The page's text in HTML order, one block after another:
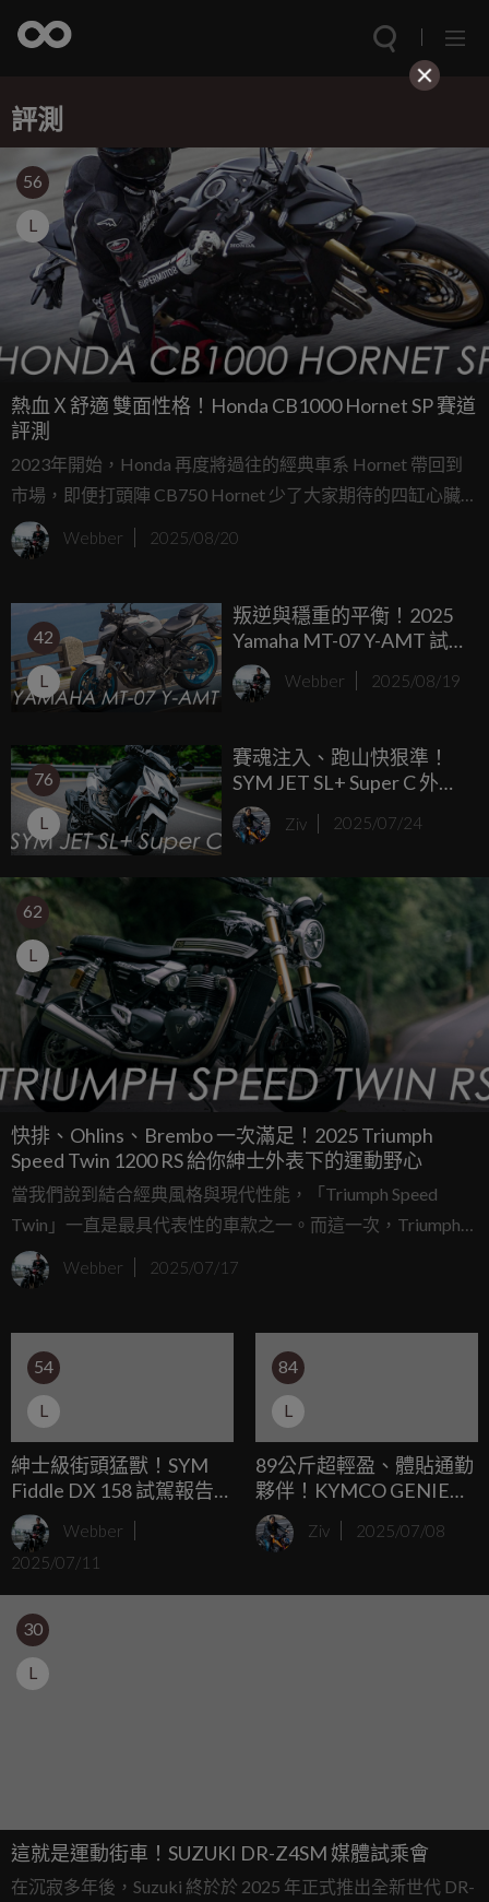
評測
56
L
熱血Ｘ舒適 雙面性格！Honda CB1000 Hornet SP 賽道
評測
2023年開始，Honda 再度將過往的經典車系 Hornet 帶回到
市場，即便打頭陣 CB750 Hornet 少了大家期待的四缸心臟，
但後續的 CB1000 Hornet 可沒讓大家失望，今天的主角是 7
月在剛在重機展首度亮相的 CB1000 Hornet SP 究竟這台配備
能激起你心中的四缸熱血魂嗎？
Webber 2025/08/20
42
L
叛逆與穩重的平衡！2025
Yamaha MT-07 Y-AMT 試
駕 超滿配大改款
Webber 2025/08/19
76
L
賽魂注入、跑山快狠準！
SYM JET SL+ Super C 外
型、動力、操控全面進化
Ziv 2025/07/24
62
L
快排、Ohlins、Brembo 一次滿足！2025 Triumph
Speed Twin 1200 RS 給你紳士外表下的運動野心
當我們說到結合經典風格與現代性能，「Triumph Speed
Twin」一直是最具代表性的車款之一。而這一次，Triumph
更進一步推出了全新《Speed Twin 1200 RS》版本，讓人不只
欣賞它優雅的英倫線條，還能感受到更凌厲、更刺激的騎乘
Webber 2025/07/17
54
L
紳士級街頭猛獸！SYM
Fiddle DX 158 試駕報告：
風格、性能、實用一次到
位
Webber
2025/07/11
84
L
89公斤超輕盈、體貼通勤
夥伴！KYMCO GENIE
115
Ziv 2025/07/08
30
L
這就是運動街車！SUZUKI DR-Z4SM 媒體試乘會
在沉寂多年後，Suzuki 終於於 2025 年正式推出全新世代 DR-